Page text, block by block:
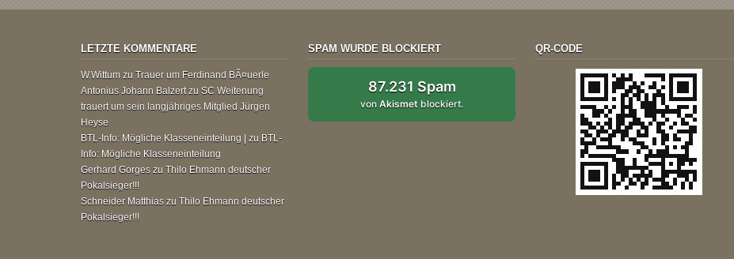
LETZTE KOMMENTARE
W.Wittum zu Trauer um Ferdinand BÃ¤uerle
Antonius Johann Balzertzu SC Weitenung
trauert um sein langjähriges Mitglied Jürgen
Heyse
BTL-Info: Mögliche Klasseneinteilung |
zu BTL-
Info: Mögliche Klasseneinteilung
Gerhard Gorges zu Thilo Ehmann deutscher
Pokalsieger!!!
Schneider Matthias zu Thilo Ehmann deutscher
Pokalsieger!!!
SPAM WURDE BLOCKIERT
87.231 Spam
vonAkismet blockiert.
QR-CODE